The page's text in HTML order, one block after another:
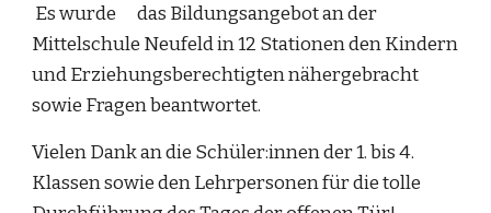
Es wurde
das Bildungsangebot an der
Mittelschule Neufeld in 12 Stationen den Kindern
und Erziehungsberechtigten nähergebracht
sowie Fragen beantwortet.
Vielen Dank an die Schüler:innen der 1. bis 4.
Klassen sowie den Lehrpersonen für die tolle